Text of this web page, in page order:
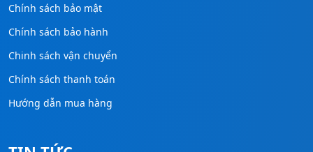
Chính sách bảo mật
Chính sách bảo hành
Chinh sách vận chuyển
Chính sách thanh toán
Hướng dẫn mua hàng